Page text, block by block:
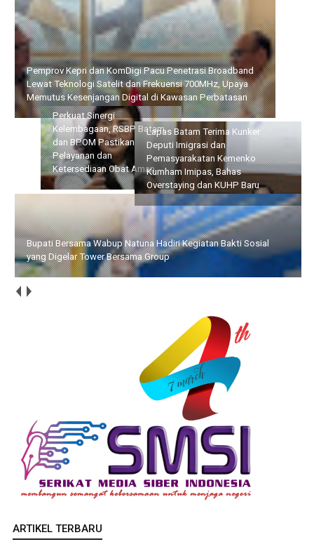
Pemprov Kepri dan KomDigi Pacu Penetrasi Broadband Lewat
Teknologi Satelit dan Frekuensi 700MHz, Upaya Memutus
Kesenjangan Digital di Kawasan Perbatasan
Perkuat Sinergi
Kelembagaan, RSBP Batam
dan BPOM Pastikan
Pelayanan dan
Ketersediaan Obat Aman
Lapas Batam Terima Kunker
Deputi Imigrasi dan
Pemasyarakatan Kemenko
Kumham Imipas, Bahas
Overstaying dan KUHP Baru
Bupati Bersama Wabup Natuna Hadiri Kegiatan Bakti Sosial
yang Digelar Tower Bersama Group
ARTIKEL TERBARU